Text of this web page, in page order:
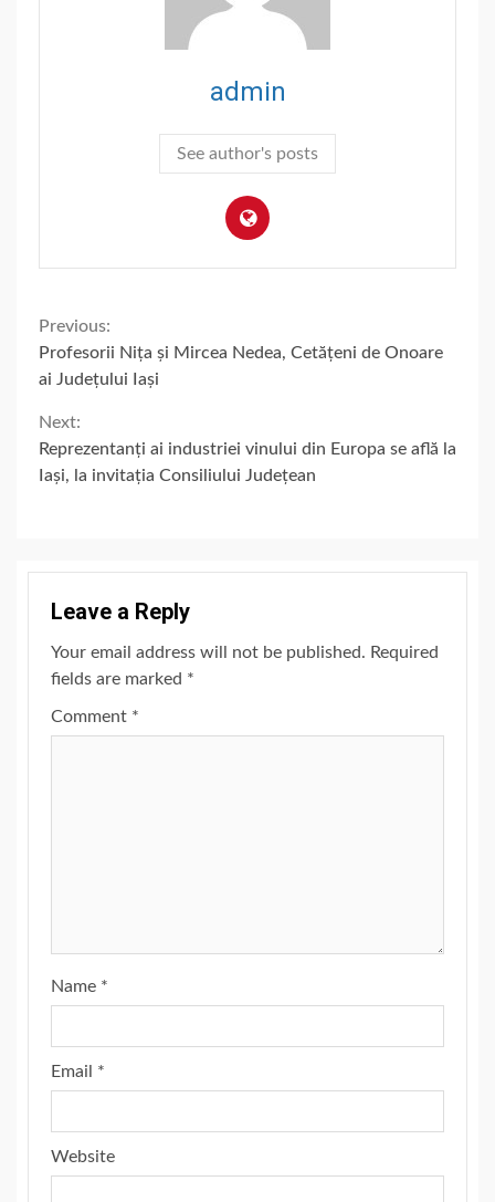
admin
See author's posts
Continue
Reading
Previous:
Profesorii Nița și Mircea Nedea, Cetățeni de Onoare
ai Județului Iași
Next:
Reprezentanți ai industriei vinului din Europa se află la
Iași, la invitația Consiliului Județean
Leave a Reply
Your email address will not be published. Required
fields are marked *
Comment *
Name *
Email *
Website